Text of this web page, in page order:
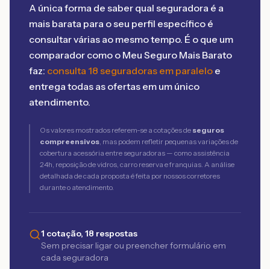
A única forma de saber qual seguradora é a
mais barata para o seu perfil específico é
consultar várias ao mesmo tempo. É o que um
comparador como o Meu Seguro Mais Barato
faz: consulta 18 seguradoras em paralelo e
entrega todas as ofertas em um único
atendimento.
Os valores mostrados referem-se a cotações de seguros
compreensivos, mas podem refletir pequenas variações de
cobertura acessória entre seguradoras — como assistência
24h, reposição de vidros, carro reserva e franquias. A análise
detalhada de cada proposta é feita por nossos corretores
durante o atendimento.
1 cotação, 18 respostas
Sem precisar ligar ou preencher formulário em
cada seguradora